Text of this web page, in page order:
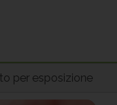
per esposizione